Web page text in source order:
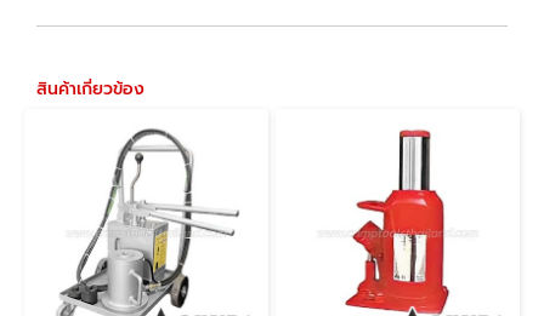
สินค้าเกี่ยวข้อง